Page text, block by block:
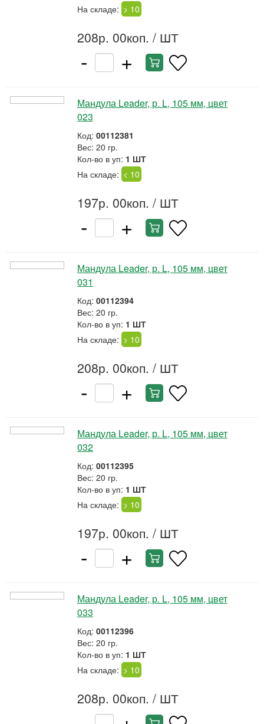
На складе: > 10
208р. 00коп. / ШТ
- +
Мандула Leader, р. L, 105 мм, цвет
023
Код: 00112381
Вес: 20 гр.
Кол-во в уп: 1 ШТ
На складе: < 10
197р. 00коп. / ШТ
- +
Мандула Leader, р. L, 105 мм, цвет
031
Код: 00112394
Вес: 20 гр.
Кол-во в уп: 1 ШТ
На складе: > 10
208р. 00коп. / ШТ
- +
Мандула Leader, р. L, 105 мм, цвет
032
Код: 00112395
Вес: 20 гр.
Кол-во в уп: 1 ШТ
На складе: > 10
197р. 00коп. / ШТ
- +
Мандула Leader, р. L, 105 мм, цвет
033
Код: 00112396
Вес: 20 гр.
Кол-во в уп: 1 ШТ
На складе: > 10
208р. 00коп. / ШТ